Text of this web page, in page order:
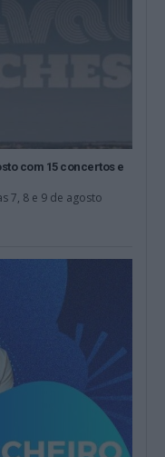
com 15 concertos e
7, 8 e 9 de agosto